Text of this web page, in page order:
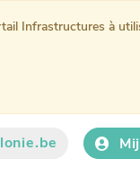
Infrastructures à